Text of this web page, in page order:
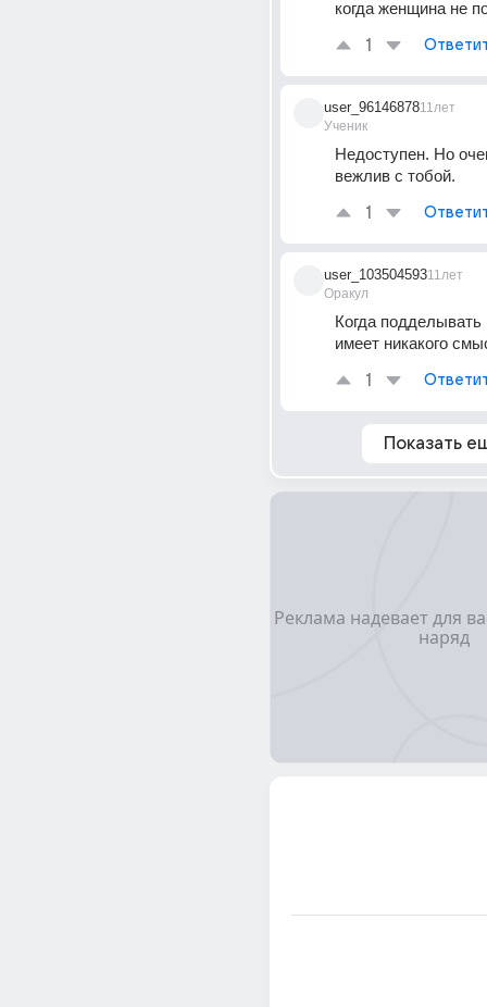
когда женщина не
1
user_96146878
Ученик
11лет
Недоступен. Но
вежлив с тобой.
1
user_103504593
Оракул
11лет
Когда подделывать
имеет никакого
1
Показать